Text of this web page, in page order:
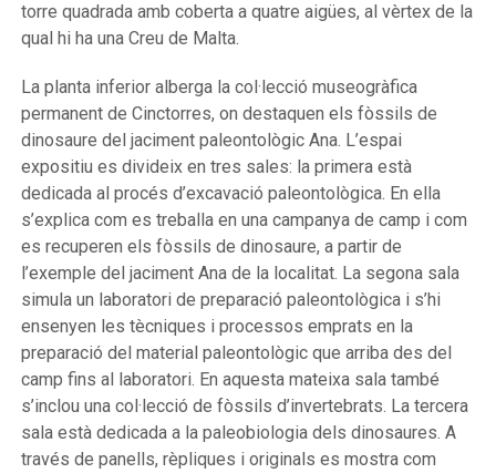
torre quadrada amb coberta a quatre aigües, al vèrtex de la
qual hi ha una Creu de Malta.
La planta inferior alberga la col·lecció museogràfica
permanent de Cinctorres, on destaquen els fòssils de
dinosaure del jaciment paleontològic Ana. L’espai
expositiu es divideix en tres sales: la primera està
dedicada al procés d’excavació paleontològica. En ella
s’explica com es treballa en una campanya de camp i com
es recuperen els fòssils de dinosaure, a partir de
l’exemple del jaciment Ana de la localitat. La segona sala
simula un laboratori de preparació paleontològica i s’hi
ensenyen les tècniques i processos emprats en la
preparació del material paleontològic que arriba des del
camp fins al laboratori. En aquesta mateixa sala també
s’inclou una col·lecció de fòssils d’invertebrats. La tercera
sala està dedicada a la paleobiologia dels dinosaures. A
través de panells, rèpliques i originals es mostra com